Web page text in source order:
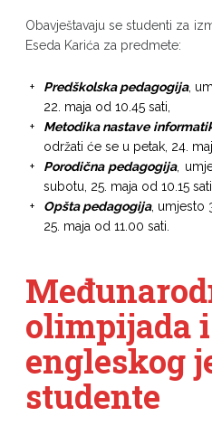
Obavještavaju se studenti za
Eseda Karića za predmete:
Predškolska pedagogija,
22. maja od 10.45 sati,
Metodika nastave
održati će se u petak, 24.
Porodična pedagogija,
subotu, 25. maja od 10.15 sati,
Opšta pedagogija, umjesto
25. maja od 11.00 sati.
olimpijada
engleskog
studente